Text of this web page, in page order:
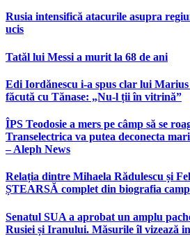
Rusia intensifică atacurile asupra
ucis
Tatăl lui Messi a murit la 68 de ani
Edi Iordănescu i-a spus clar lui Marius
făcută cu Tănase: „Nu-l ții în vitrină”
ÎPS Teodosie a mers pe câmp să se
Transelectrica va putea deconecta
– Aleph News
Relația dintre Mihaela Rădulescu și
ȘTEARSĂ complet din biografia
Senatul SUA a aprobat un amplu
Rusiei și Iranului. Măsurile îl vizează